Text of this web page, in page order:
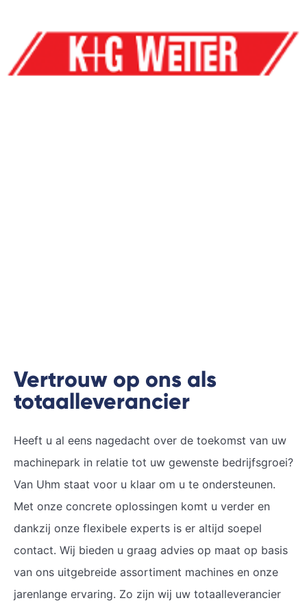
Vertrouw op ons als
totaalleverancier
Heeft u al eens nagedacht over de toekomst van uw
machinepark in relatie tot uw gewenste bedrijfsgroei?
Van Uhm staat voor u klaar om u te ondersteunen.
Met onze concrete oplossingen komt u verder en
dankzij onze flexibele experts is er altijd soepel
contact. Wij bieden u graag advies op maat op basis
van ons uitgebreide assortiment machines en onze
jarenlange ervaring. Zo zijn wij uw totaalleverancier